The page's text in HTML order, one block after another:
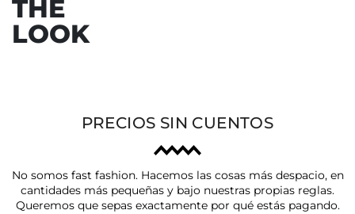
THE
LOOK
PRECIOS SIN CUENTOS
No somos fast fashion. Hacemos las cosas más despacio, en
cantidades más pequeñas y bajo nuestras propias reglas.
Queremos que sepas exactamente por qué estás pagando.